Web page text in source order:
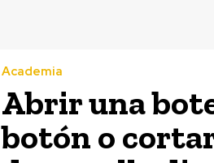
Academia
Abrir una
botón o